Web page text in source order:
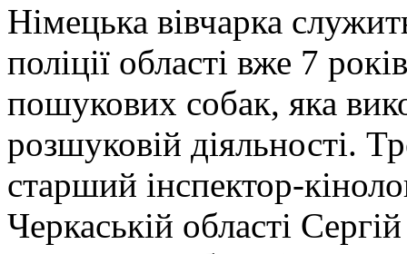
Німецька вівчарка
поліції області вже 7
пошукових собак, яка
розшуковій діяльності.
старший інспектор-
Черкаській області